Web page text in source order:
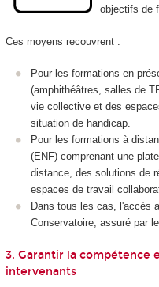
objectifs de
Ces moyens recouvrent :
Pour les formations en
(amphithéâtres, salles de
vie collective et des
situation de handicap.
Pour les formations à
(ENF) comprenant une
distance, des solutions de
espaces de travail
Dans tous les cas, l'accès
Conservatoire, assuré par
3. Garantir la compétence
intervenants